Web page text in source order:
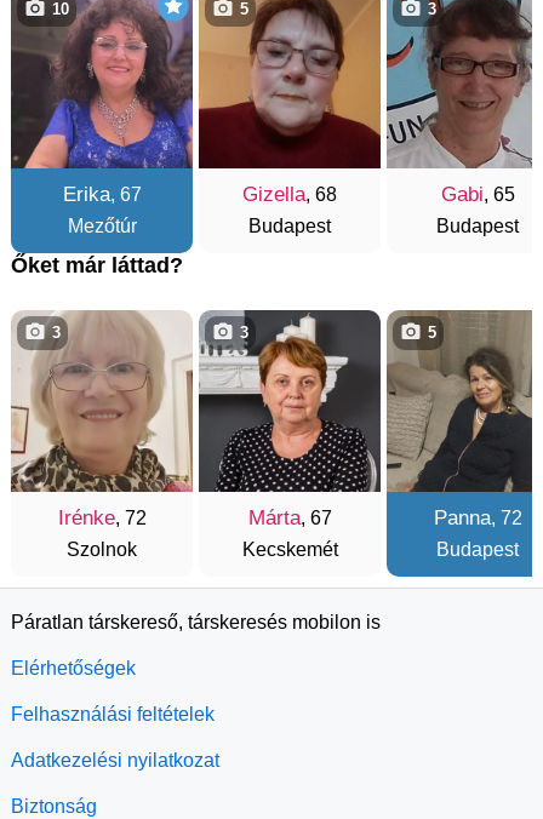
Erika, 67
Mezőtúr
10
Gizella, 68
Budapest
5
Gabi, 65
Budapest
3
Őket már láttad?
Irénke, 72
Szolnok
3
Márta, 67
Kecskemét
3
Panna, 72
Budapest
5
Páratlan társkereső, társkeresés mobilon is
Elérhetőségek
Felhasználási feltételek
Adatkezelési nyilatkozat
Biztonság